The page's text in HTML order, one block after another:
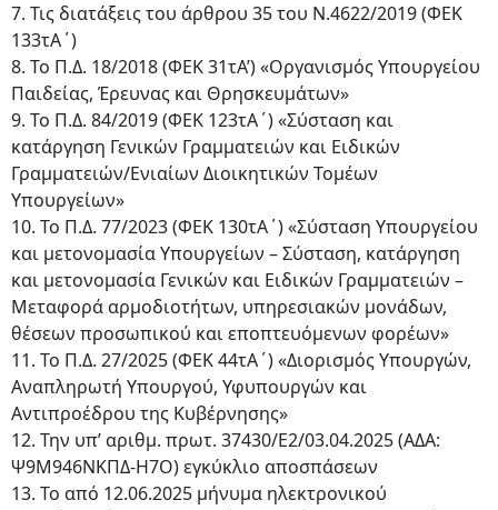
7. Τις διατάξεις του άρθρου 35 του Ν.4622/2019 (ΦΕΚ
133τΑ΄)
8. Το Π.Δ. 18/2018 (ΦΕΚ 31τΑ’) «Οργανισμός Υπουργείου
Παιδείας, Έρευνας και Θρησκευμάτων»
9. Το Π.Δ. 84/2019 (ΦΕΚ 123τΑ΄) «Σύσταση και
κατάργηση Γενικών Γραμματειών και Ειδικών
Γραμματειών/Ενιαίων Διοικητικών Τομέων
Υπουργείων»
10. Το Π.Δ. 77/2023 (ΦΕΚ 130τΑ΄) «Σύσταση Υπουργείου
και μετονομασία Υπουργείων – Σύσταση, κατάργηση
και μετονομασία Γενικών και Ειδικών Γραμματειών –
Μεταφορά αρμοδιοτήτων, υπηρεσιακών μονάδων,
θέσεων προσωπικού και εποπτευόμενων φορέων»
11. Το Π.Δ. 27/2025 (ΦΕΚ 44τΑ΄) «Διορισμός Υπουργών,
Αναπληρωτή Υπουργού, Υφυπουργών και
Αντιπροέδρου της Κυβέρνησης»
12. Την υπ’ αριθμ. πρωτ. 37430/E2/03.04.2025 (ΑΔΑ:
Ψ9Μ946ΝΚΠΔ-Η7Ο) εγκύκλιο αποσπάσεων
13. Το από 12.06.2025 μήνυμα ηλεκτρονικού